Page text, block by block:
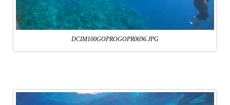
DCIM100GOPROGOPR0696.JPG